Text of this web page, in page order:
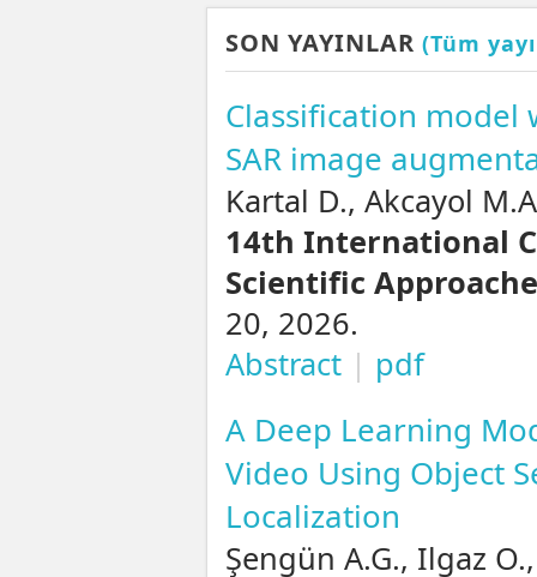
SON YAYINLAR (Tüm
Classification model
SAR image
Kartal D., Akcayol
14th International
Scientific
20, 2026.
Abstract | pdf
A Deep Learning
Video Using Object
Localization
Şengün A.G., Ilgaz